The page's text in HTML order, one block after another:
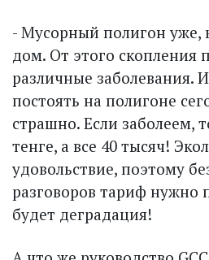
- Мусорный полигон уже,
дом. От этого скопления
различные заболевания.
постоять на полигоне
страшно. Если заболеем,
тенге, а все 40 тысяч!
удовольствие, поэтому
разговоров тариф нужно
будет деградация!